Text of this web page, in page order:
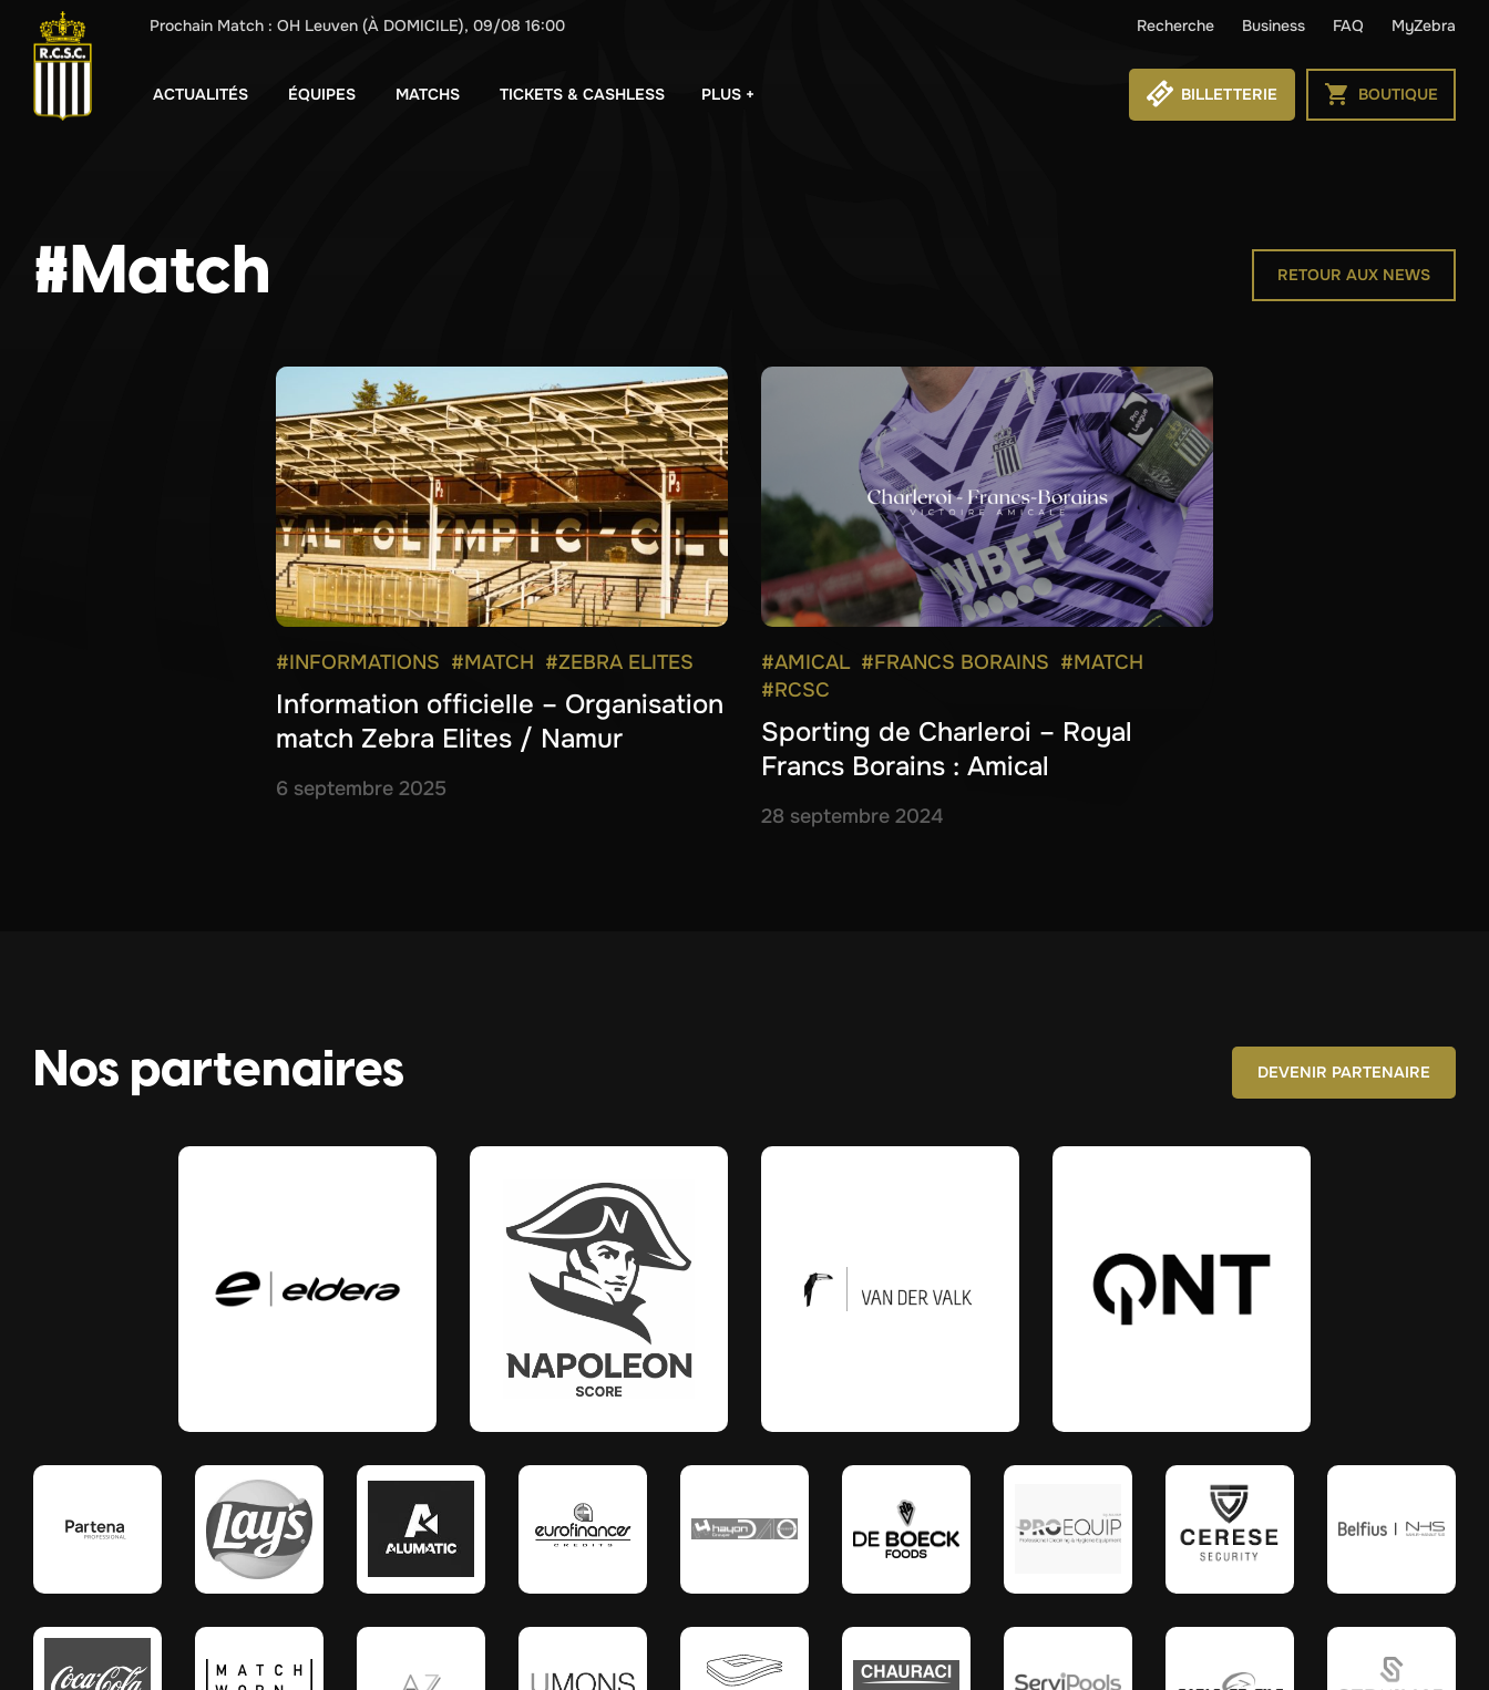
Prochain Match : OH Leuven (À DOMICILE), 09/08 16:00 Recherche Business FAQ MyZebra
ACTUALITÉS ÉQUIPES MATCHS TICKETS & CASHLESS PLUS + BILLETTERIE BOUTIQUE
#Match RETOUR AUX NEWS
#INFORMATIONS #MATCH #ZEBRA ELITES
Information officielle – Organisation
match Zebra Elites / Namur
6 septembre 2025
#AMICAL #FRANCS BORAINS #MATCH
#RCSC
Sporting de Charleroi – Royal
Francs Borains : Amical
28 septembre 2024
Nos partenaires DEVENIR PARTENAIRE